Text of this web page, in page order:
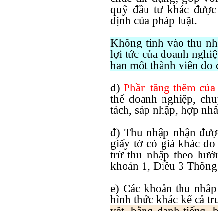
quỹ đầu tư khác
định của pháp luật.
Không tính vào thu
lợi tức của doanh
hạn một thành viên do
d)Phần tăng thêm
thể doanh nghiệp,
tách, sáp nhập, hợp
đ) Thu nhập nhận
giấy tờ có giá khác
trừ thu nhập theo
khoản 1, Điều 3
e) Các khoản thu
hình thức khác kể cả